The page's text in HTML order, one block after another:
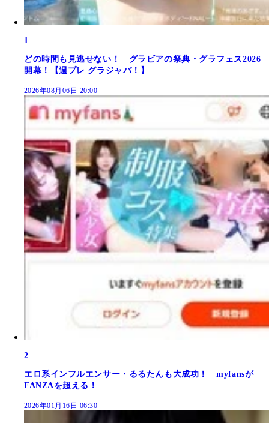
1
どの時間も見逃せない！ グラビアの祭典・グラフェス2026
開幕！【週プレ グラジャパ！】
2026年08月06日 20:00
2
エロ系インフルエンサー・るるたんも大成功！ myfansが
FANZAを超える！
2026年01月16日 06:30